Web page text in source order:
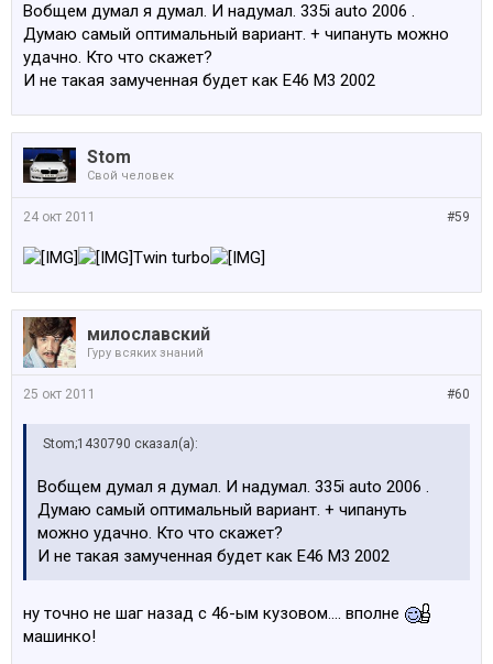
Вобщем думал я думал. И надумал. 335i auto 2006 .
Думаю самый оптимальный вариант. + чипануть можно
удачно. Кто что скажет?
И не такая замученная будет как Е46 М3 2002
Stom
Свой человек
#59
24 окт 2011
Twin turbo
милославский
Гуру всяких знаний
#60
25 окт 2011
Stom;1430790 сказал(а):
Вобщем думал я думал. И надумал. 335i auto 2006 .
Думаю самый оптимальный вариант. + чипануть
можно удачно. Кто что скажет?
И не такая замученная будет как Е46 М3 2002
ну точно не шаг назад с 46-ым кузовом.... вполне
машинко!